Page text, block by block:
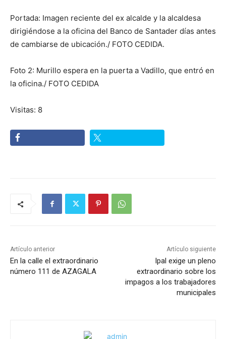
Portada: Imagen reciente del ex alcalde y la alcaldesa
dirigiéndose a la oficina del Banco de Santader días antes
de cambiarse de ubicación./ FOTO CEDIDA.
Foto 2: Murillo espera en la puerta a Vadillo, que entró en
la oficina./ FOTO CEDIDA
Visitas: 8
Artículo anterior
En la calle el extraordinario
número 111 de AZAGALA
Artículo siguiente
Ipal exige un pleno
extraordinario sobre los
impagos a los trabajadores
municipales